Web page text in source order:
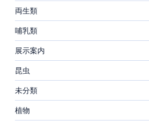
両生類
哺乳類
展示案内
昆虫
未分類
植物